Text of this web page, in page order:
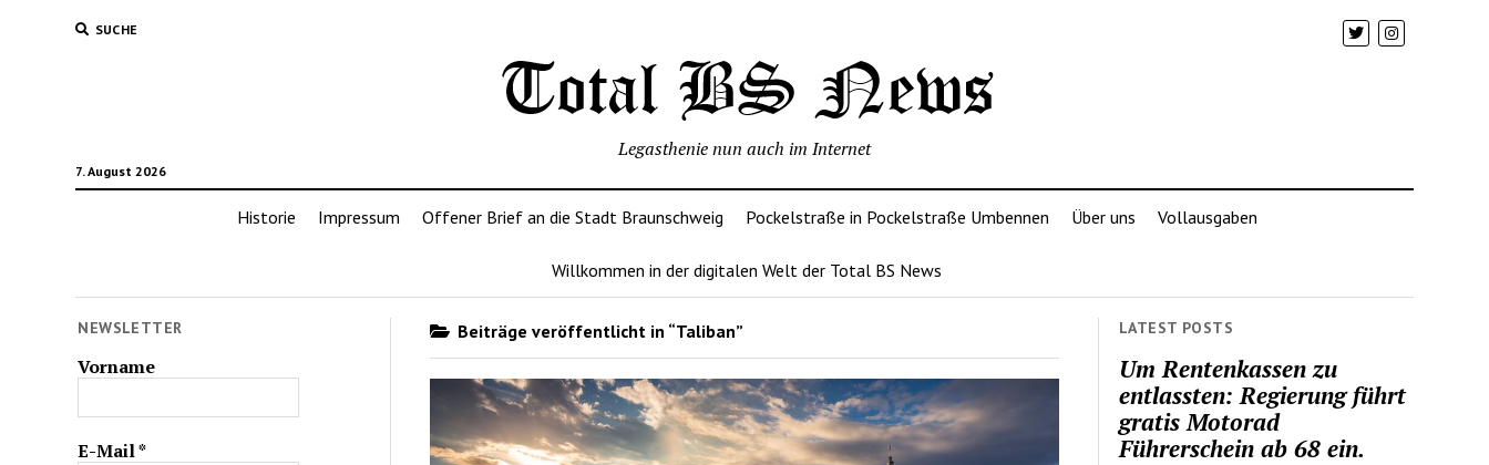
SUCHE
7. August 2026
Legasthenie nun auch im Internet
Historie Impressum Offener Brief an die Stadt Braunschweig Pockelstraße in Pockelstraße Umbennen Über uns Vollausgaben
Willkommen in der digitalen Welt der Total BS News
NEWSLETTER
Vorname
E-Mail*
Beiträge veröffentlicht in “Taliban” LATEST POSTS
Um Rentenkassen zu
entlassten: Regierung führt
gratis Motorad
Führerschein ab 68 ein.